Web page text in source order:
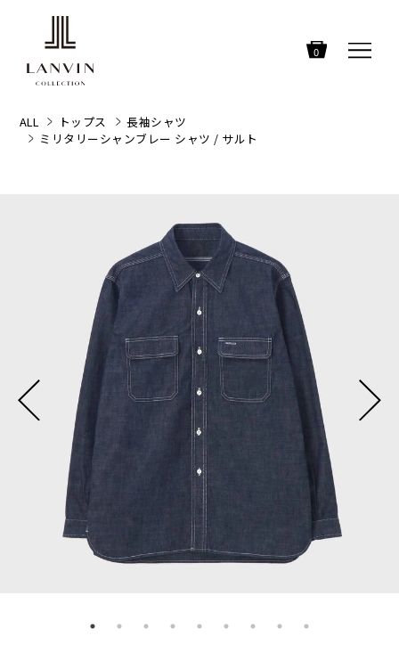
0
ALL トップス
長袖シャツ
ミリタリーシャンブレー シャツ / サルト